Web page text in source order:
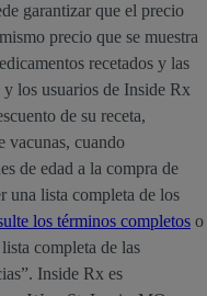
garantizar que el precio
precio que se muestra
recetados y las
los usuarios de Inside Rx
de su receta,
vacunas, cuando
de edad a la compra de
una lista completa de los
los términos completos o
completa de las
Inside Rx es